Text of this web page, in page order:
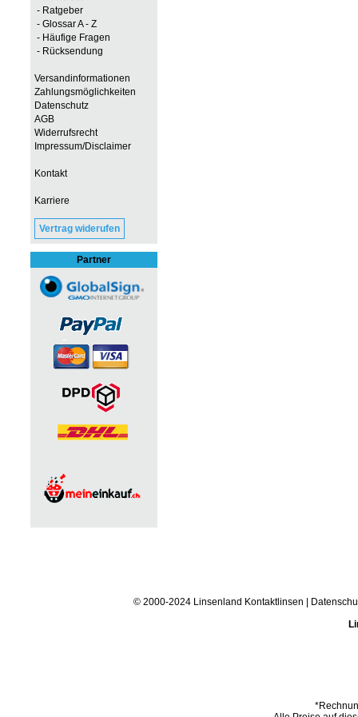
- Ratgeber
- Glossar A - Z
- Häufige Fragen
- Rücksendung
Versandinformationen
Zahlungsmöglichkeiten
Datenschutz
AGB
Widerrufsrecht
Impressum/Disclaimer
Kontakt
Karriere
Vertrag widerufen
Partner
© 2000-2024 Linsenland Kontaktlinsen